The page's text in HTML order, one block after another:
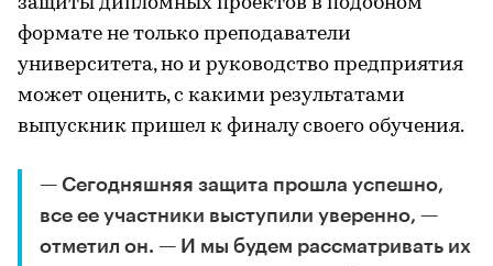
формате не только преподаватели
университета, но и руководство предприятия
может оценить, с какими результатами
выпускник пришел к финалу своего обучения.
— Сегодняшняя защита прошла успешно,
все ее участники выступили уверенно, —
отметил он. — И мы будем рассматривать их